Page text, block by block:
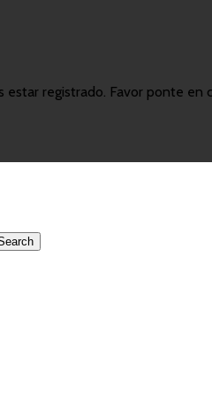
estar registrado. Favor ponte